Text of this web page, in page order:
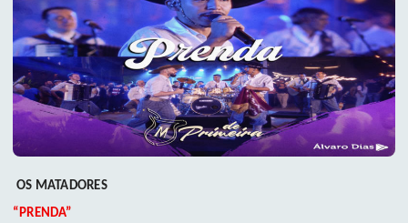
OS MATADORES
“PRENDA”